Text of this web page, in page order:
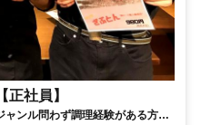
社員】
ンル問わず調理経験がある方大